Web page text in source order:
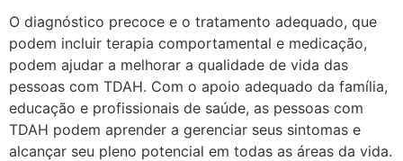
O diagnóstico precoce e o tratamento adequado, que
podem incluir terapia comportamental e medicação,
podem ajudar a melhorar a qualidade de vida das
pessoas com TDAH. Com o apoio adequado da família,
educação e profissionais de saúde, as pessoas com
TDAH podem aprender a gerenciar seus sintomas e
alcançar seu pleno potencial em todas as áreas da vida.